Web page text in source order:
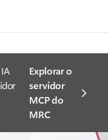
Explorar o
servidor
MCP do
MRC